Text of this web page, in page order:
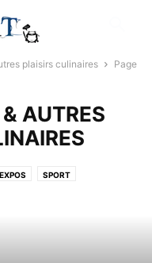
plaisirs culinaires
Page
AUTRES
SPORT